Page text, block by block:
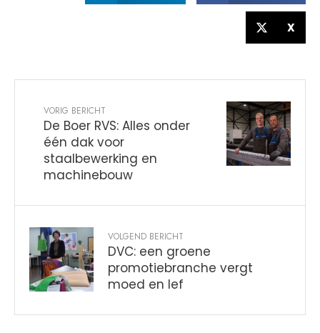
X
VORIG BERICHT
De Boer RVS: Alles onder
één dak voor
staalbewerking en
machinebouw
VOLGEND BERICHT
DVC: een groene
promotiebranche vergt
moed en lef